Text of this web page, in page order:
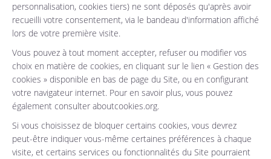
personnalisation, cookies tiers) ne sont déposés qu'après avoir
recueilli votre consentement, via le bandeau d'information affiché
lors de votre première visite.
Vous pouvez à tout moment accepter, refuser ou modifier vos
choix en matière de cookies, en cliquant sur le lien « Gestion des
cookies » disponible en bas de page du Site, ou en configurant
votre navigateur internet. Pour en savoir plus, vous pouvez
également consulter aboutcookies.org.
Si vous choisissez de bloquer certains cookies, vous devrez
peut-être indiquer vous-même certaines préférences à chaque
visite, et certains services ou fonctionnalités du Site pourraient